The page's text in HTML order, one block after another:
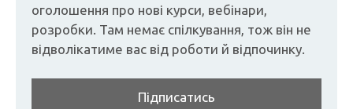
оголошення про нові курси, вебінари,
розробки. Там немає спілкування, тож він не
відволікатиме вас від роботи й відпочинку.
Підписатись